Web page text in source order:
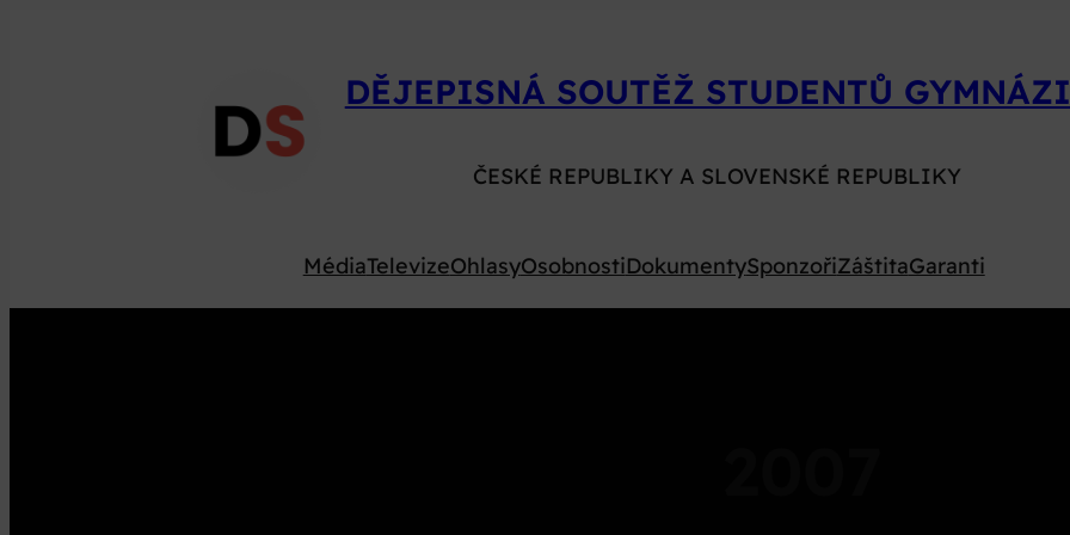
DĚJEPISNÁ SOUTĚŽ STUDENTŮ
ČESKÉ REPUBLIKY A SLOVENSKÉ REPUBLIKY
MédiaTelevizeOhlasyOsobnostiDokumentySponzořiZáštitaGaranti